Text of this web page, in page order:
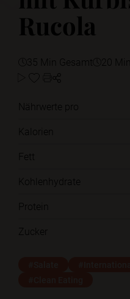
Rucola
35 Min Gesamt 20
Nährwerte pro
Kalorien
Fett
Kohlenhydrate
Protein
Zucker